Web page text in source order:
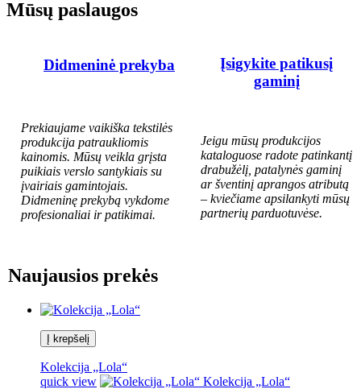
Mūsų paslaugos
Didmeninė prekyba
Įsigykite patikusį
gaminį
Prekiaujame vaikiška tekstilės
produkcija patraukliomis
kainomis. Mūsų veikla grįsta
puikiais verslo santykiais su
įvairiais gamintojais.
Didmeninę prekybą vykdome
profesionaliai ir patikimai.
Jeigu mūsų produkcijos
kataloguose radote patinkantį
drabužėlį, patalynės gaminį
ar šventinį aprangos atributą
– kviečiame apsilankyti mūsų
partnerių parduotuvėse.
Naujausios prekės
Į krepšelį
Kolekcija „Lola“
quick view
Kolekcija „Lola“